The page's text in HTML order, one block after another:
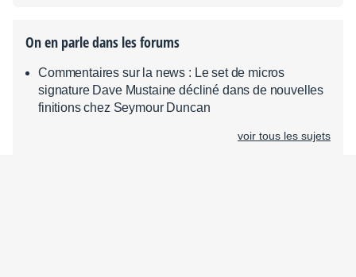
On en parle dans les forums
Commentaires sur la news : Le set de micros
signature Dave Mustaine décliné dans de nouvelles
finitions chez Seymour Duncan
voir tous les sujets